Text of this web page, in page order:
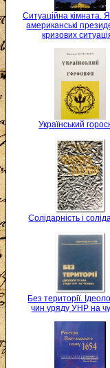
Ситуаційна кімната.
американські
кризових
Український
Солідарність і
Без території.
чин уряду УНР на